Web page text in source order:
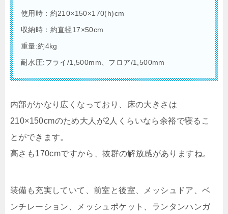
使用時：約210×150×170(h)cm
収納時：約直径17×50cm
重量:約4kg
耐水圧:フライ/1,500mm、フロア/1,500mm
内部がかなり広くなっており、床の大きさは
210×150cmのため大人が2人くらいなら余裕で寝るこ
とができます。
高さも170cmですから、抜群の解放感がありますね。
装備も充実していて、前室と後室、メッシュドア、ベ
ンチレーション、メッシュポケット、ランタンハンガ